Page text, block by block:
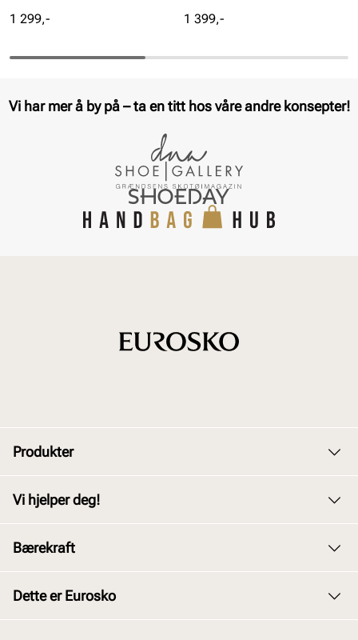
Pris
1 299,- Pris
1 399,-
Vi har mer å by på – ta en titt hos våre andre konsepter!
Produkter
Barn
Vi hjelper deg!
Kjøpsbetingelser
Bærekraft
Dette er Eurosko